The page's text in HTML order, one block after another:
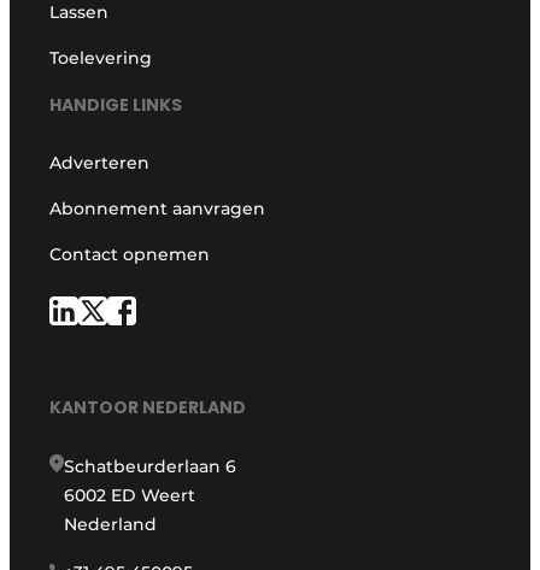
Lassen
Toelevering
HANDIGE LINKS
Adverteren
Abonnement aanvragen
Contact opnemen
KANTOOR NEDERLAND
Schatbeurderlaan 6
6002 ED Weert
Nederland